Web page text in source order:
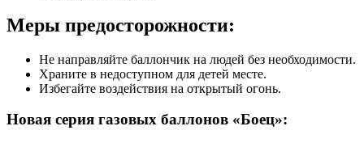
Меры предосторожности:
Не направляйте баллончик на людей без необходимости.
Храните в недоступном для детей месте.
Избегайте воздействия на открытый огонь.
Новая серия газовых баллонов «Боец»: